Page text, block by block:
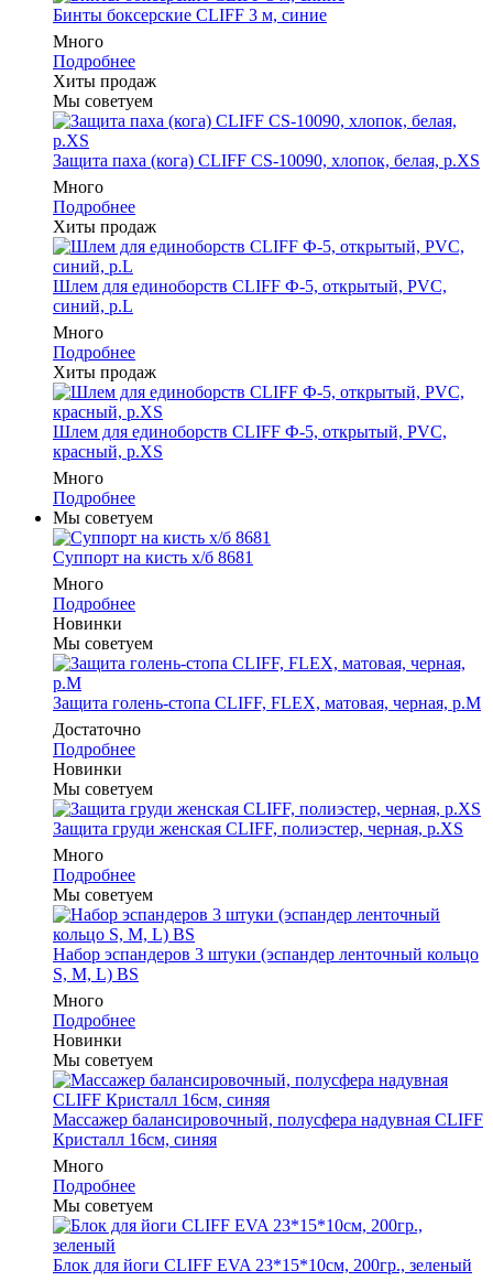
Бинты боксерские CLIFF 3 м, синие
Много
Подробнее
Хиты продаж
Мы советуем
Защита паха (кога) CLIFF CS-10090, хлопок, белая, р.XS
Много
Подробнее
Хиты продаж
Шлем для единоборств CLIFF Ф-5, открытый, PVC,
синий, p.L
Много
Подробнее
Хиты продаж
Шлем для единоборств CLIFF Ф-5, открытый, PVC,
красный, p.XS
Много
Подробнее
Мы советуем
Суппорт на кисть х/б 8681
Много
Подробнее
Новинки
Мы советуем
Защита голень-стопа CLIFF, FLEX, матовая, черная, р.M
Достаточно
Подробнее
Новинки
Мы советуем
Защита груди женская CLIFF, полиэстер, черная, р.XS
Много
Подробнее
Мы советуем
Набор эспандеров 3 штуки (эспандер ленточный кольцо
S, M, L) BS
Много
Подробнее
Новинки
Мы советуем
Массажер балансировочный, полусфера надувная CLIFF
Кристалл 16см, синяя
Много
Подробнее
Мы советуем
Блок для йоги CLIFF EVA 23*15*10см, 200гр., зеленый